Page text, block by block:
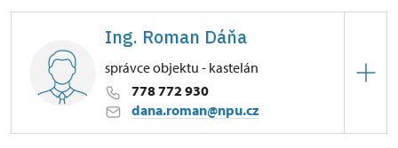
Ing. Roman Dáňa
správce objektu - kastelán
778 772 930
dana.roman@npu.cz